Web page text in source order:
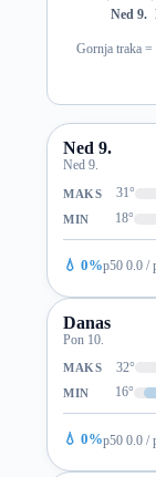
Ned 9.
Gornja traka =
Ned 9.
Ned 9.
MAKS 31°
MIN 18°
💧 0%p50 0.0 /
Danas
Pon 10.
MAKS 32°
MIN 16°
💧 0%p50 0.0 /